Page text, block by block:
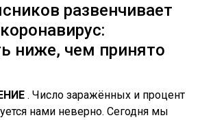
развенчивает
ниже, чем принято
. Число заражённых и процент
нами неверно. Сегодня мы